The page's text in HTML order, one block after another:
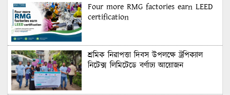
Four more RMG factories earn LEED
certification
শ্রমিক নিরাপত্তা দিবস উপলক্ষে ট্রপিক্যাল
নিটেক্স লিমিটেডে বর্ণাঢ্য আয়োজন